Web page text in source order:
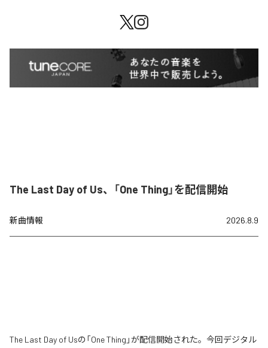
The Last Day of Us、「One Thing」を配信開始
新曲情報 2026.8.9
The Last Day of Usの「One Thing」が配信開始された。今回デジタル